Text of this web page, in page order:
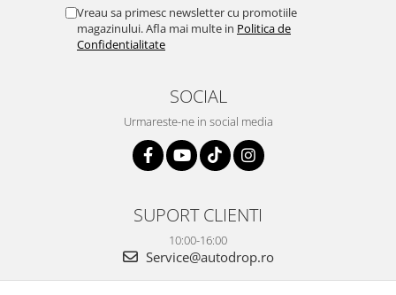
Vreau sa primesc newsletter cu promotiile
magazinului. Afla mai multe in Politica de
Confidentialitate
SOCIAL
Urmareste-ne in social media
SUPORT CLIENTI
10:00-16:00
Service@autodrop.ro